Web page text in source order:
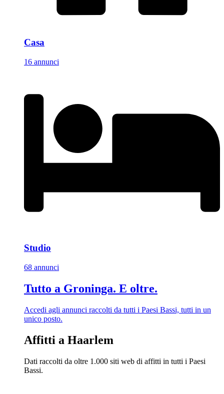
Casa
16 annunci
Studio
68 annunci
Tutto a Groninga. E oltre.
Accedi agli annunci raccolti da tutti i Paesi Bassi, tutti in un
unico posto.
Affitti a Haarlem
Dati raccolti da oltre 1.000 siti web di affitti in tutti i Paesi
Bassi.